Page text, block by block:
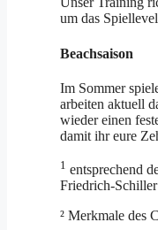
um das
Beachsaison
Im Sommer
arbeiten aktuell
wieder einen
damit ihr eure
1 entsprechend
Friedrich-
² Merkmale des